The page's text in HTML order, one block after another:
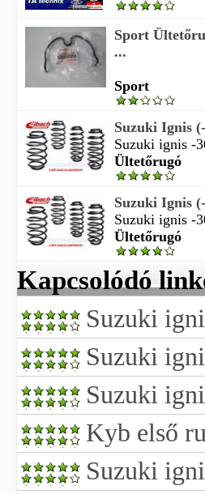
Sport
...
Sport
Suzuki Ignis
Suzuki ignis -
Ültetőrugó
Suzuki Ignis
Suzuki ignis -
Ültetőrugó
Kapcsolódó
Suzuki
Suzuki
Suzuki
Kyb első
Suzuki